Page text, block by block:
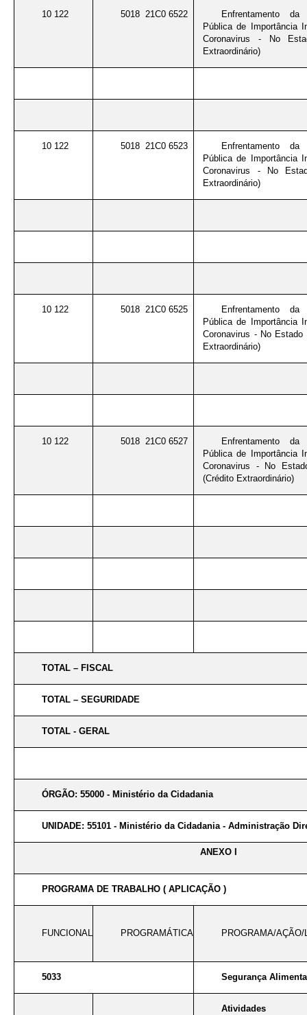
10 122 5018 21C0 6522
Enfrentamento
Pública de Importância
Coronavirus - No
Extraordinário)
10 122 5018 21C0 6523
Enfrentamento
Pública de Importância
Coronavirus - No
Extraordinário)
10 122 5018 21C0 6525
Enfrentamento
Pública de Importância
Coronavirus - No
Extraordinário)
10 122 5018 21C0 6527
Enfrentamento
Pública de Importância
Coronavirus - No
(Crédito Extraordinário)
TOTAL – FISCAL
TOTAL – SEGURIDADE
TOTAL - GERAL
ÓRGÃO: 55000 - Ministério da Cidadania
UNIDADE: 55101 - Ministério da Cidadania - Administração
ANEXO I
PROGRAMA DE TRABALHO ( APLICAÇÃO )
FUNCIONAL PROGRAMÁTICA PROGRAMA/
5033 Segurança
Atividades